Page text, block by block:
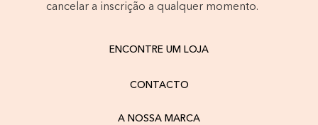
cancelar a inscrição a qualquer momento.
ENCONTRE UM LOJA
CONTACTO
A NOSSA MARCA